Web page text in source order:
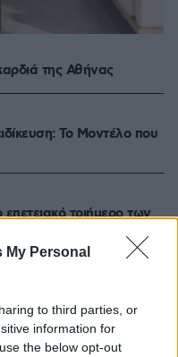
My Personal
to third parties, or
information for
the below opt-out
της Αθήνας
Το Mοντέλο που
επετειακό τριήμερο των
Σχολιασμένα